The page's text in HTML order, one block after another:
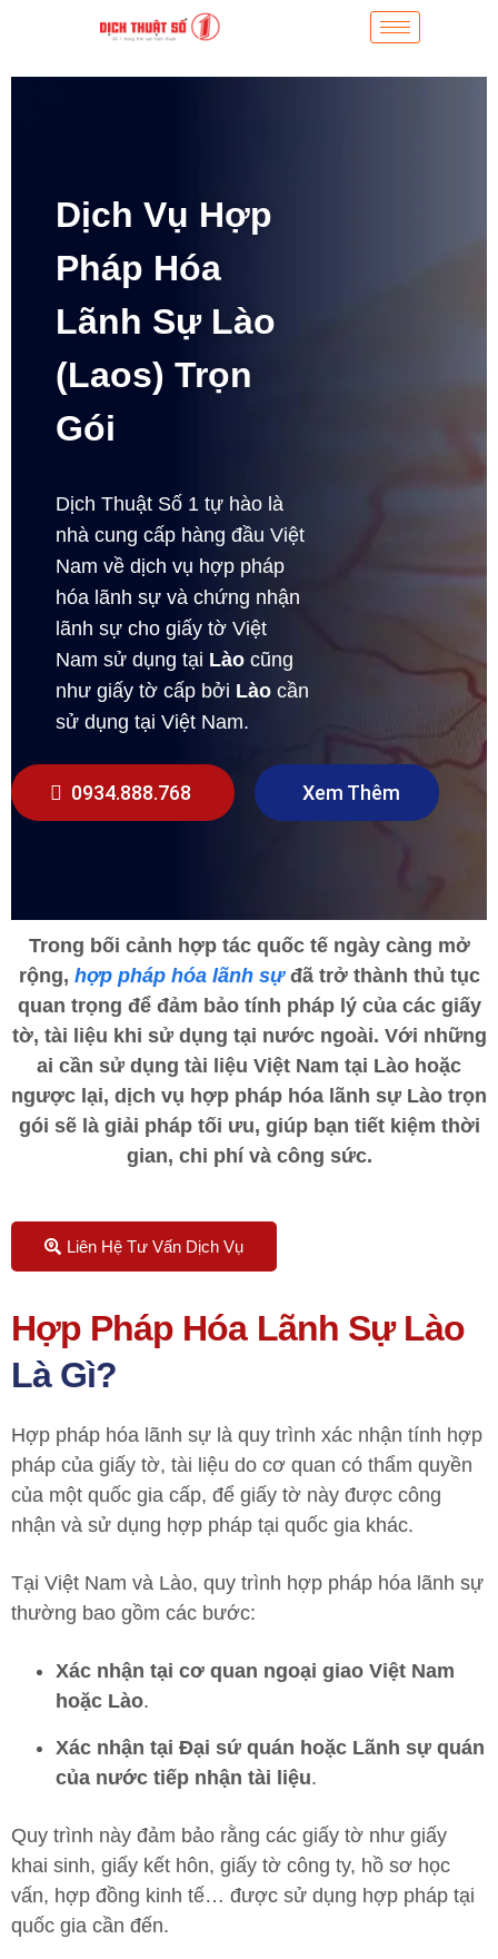
Dịch Vụ Hợp
Pháp Hóa
Lãnh Sự Lào
(Laos) Trọn
Gói
Dịch Thuật Số 1 tự hào là
nhà cung cấp hàng đầu Việt
Nam về dịch vụ hợp pháp
hóa lãnh sự và chứng nhận
lãnh sự cho giấy tờ Việt
Nam sử dụng tại Lào cũng
như giấy tờ cấp bởi Lào cần
sử dụng tại Việt Nam.
0934.888.768 Xem Thêm
Trong bối cảnh hợp tác quốc tế ngày càng mở
rộng, hợp pháp hóa lãnh sựđã trở thành thủ tục
quan trọng để đảm bảo tính pháp lý của các giấy
tờ, tài liệu khi sử dụng tại nước ngoài. Với những
ai cần sử dụng tài liệu Việt Nam tại Lào hoặc
ngược lại, dịch vụ hợp pháp hóa lãnh sự Lào trọn
gói sẽ là giải pháp tối ưu, giúp bạn tiết kiệm thời
gian, chi phí và công sức.
Liên Hệ Tư Vấn Dịch Vụ
Hợp Pháp Hóa Lãnh Sự Lào
Là Gì?
Hợp pháp hóa lãnh sự là quy trình xác nhận tính hợp
pháp của giấy tờ, tài liệu do cơ quan có thẩm quyền
của một quốc gia cấp, để giấy tờ này được công
nhận và sử dụng hợp pháp tại quốc gia khác.
Tại Việt Nam và Lào, quy trình hợp pháp hóa lãnh sự
thường bao gồm các bước:
Xác nhận tại cơ quan ngoại giao Việt Nam
hoặc Lào.
Xác nhận tại Đại sứ quán hoặc Lãnh sự quán
của nước tiếp nhận tài liệu.
Quy trình này đảm bảo rằng các giấy tờ như giấy
khai sinh, giấy kết hôn, giấy tờ công ty, hồ sơ học
vấn, hợp đồng kinh tế… được sử dụng hợp pháp tại
quốc gia cần đến.